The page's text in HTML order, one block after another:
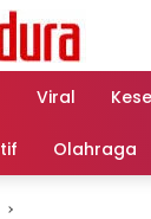
Viral
Olahraga